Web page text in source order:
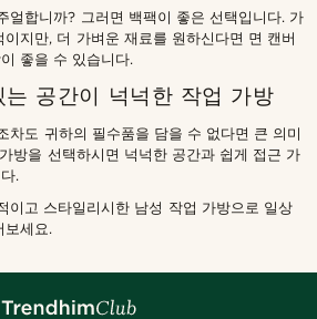
얼합니까? 그러면 백팩이 좋은 선택입니다. 가
지만, 더 가벼운 재료를 원하신다면 면 캔버
좋을 수 있습니다.
공간이 넉넉한 작업 가방
차도 귀하의 필수품을 담을 수 없다면 큰 의미
방을 선택하시면 넉넉한 공간과 쉽게 접근 가
.
이고 스타일리시한 남성 작업 가방으로 일상
보세요.